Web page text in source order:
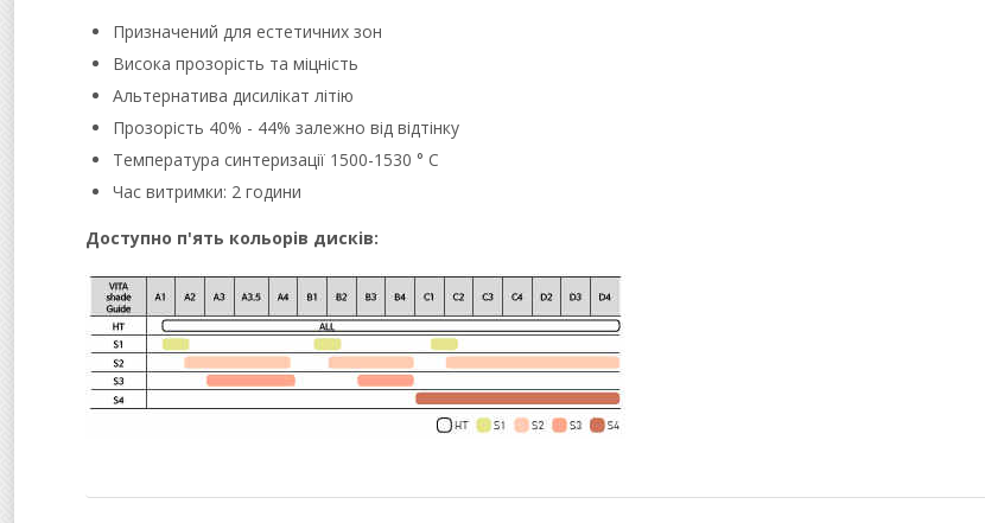
Призначений для естетичних зон
Висока прозорість та міцність
Альтернатива дисилікат літію
Прозорість 40% - 44% залежно від відтінку
Температура синтеризації 1500-1530 ° C
Час витримки: 2 години
Доступно п'ять кольорів дисків: